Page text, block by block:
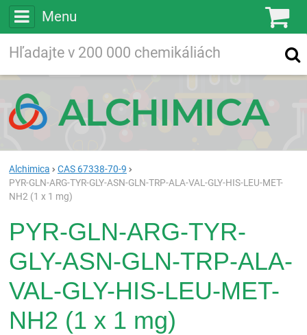
Menu
Vyhľadávanie
Alchimica
CAS 67338-70-9
PYR-GLN-ARG-TYR-GLY-ASN-GLN-TRP-ALA-VAL-GLY-HIS-LEU-MET-
NH2 (1 x 1 mg)
PYR-GLN-ARG-TYR-
GLY-ASN-GLN-TRP-ALA-
VAL-GLY-HIS-LEU-MET-
NH2 (1 x 1 mg)